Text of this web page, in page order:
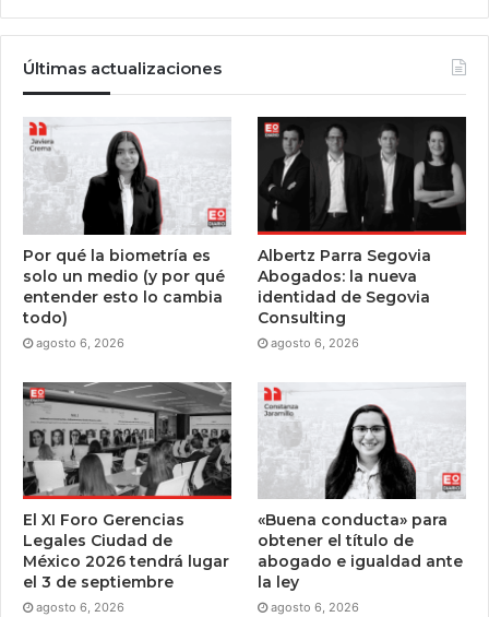
Últimas actualizaciones
Por qué la biometría es
solo un medio (y por qué
entender esto lo cambia
todo)
agosto 6, 2026
Albertz Parra Segovia
Abogados: la nueva
identidad de Segovia
Consulting
agosto 6, 2026
El XI Foro Gerencias
Legales Ciudad de
México 2026 tendrá lugar
el 3 de septiembre
agosto 6, 2026
«Buena conducta» para
obtener el título de
abogado e igualdad ante
la ley
agosto 6, 2026